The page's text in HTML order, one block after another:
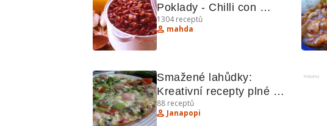
Poklady - Chilli con
Carne, Tiramisu, Jablečné
Lahůdky"
1304receptů
mahda
Smažené lahůdky:
Kreativní recepty plné
slaniny, sýra a uzeného
masa
88 receptů
Janapopi
Reklama